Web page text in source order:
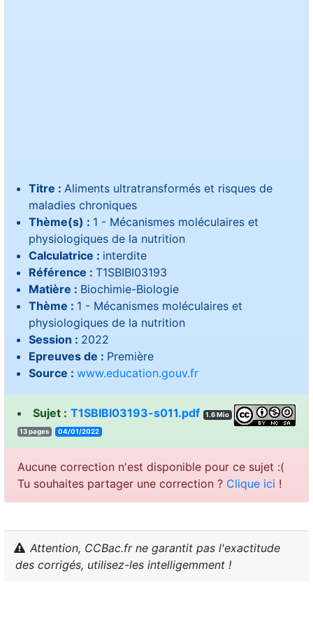
Titre : Aliments ultratransformés et risques de
maladies chroniques
Thème(s) : 1 - Mécanismes moléculaires et
physiologiques de la nutrition
Calculatrice : interdite
Référence : T1SBIBI03193
Matière : Biochimie-Biologie
Thème : 1 - Mécanismes moléculaires et
physiologiques de la nutrition
Session : 2022
Epreuves de : Première
Source : www.education.gouv.fr
Sujet : T1SBIBI03193-s011.pdf 1.6 Mio
13 pages 04/01/2022
Aucune correction n'est disponible pour ce sujet :(
Tu souhaites partager une correction ? Clique ici !
Attention, CCBac.fr ne garantit pas l'exactitude
des corrigés, utilisez-les intelligemment !